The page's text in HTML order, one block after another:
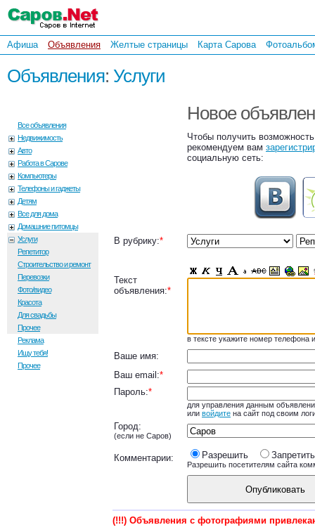
Афиша Объявления Желтые страницы Карта Сарова
Объявления: Услуги
Все объявления
Недвижимость
Авто
Работа в Сарове
Компьютеры
Телефоны и гаджеты
Детям
Все для дома
Домашние питомцы
Услуги
Репетитор
Строительство и ремонт
Перевозки
Фото/видео
Красота
Для свадьбы
Прочее
Реклама
Ищу тебя!
Прочее
Новое
Чтобы получить
рекомендуем вам
социальную сеть:
В рубрику:*
Текст
объявления:*
в тексте укажите номер телефона
Ваше имя:
Ваш email:*
Пароль:*
для управления данным
или войдите на сайт под своим
Город:
(если не Саров)
Комментарии: Разрешить Запретить
Разрешить посетителям сайта
Опубликовать
(!!!) Объявления с фотографиями